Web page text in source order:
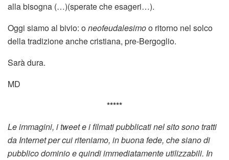
alla bisogna (…)(sperate che esageri…).
Oggi siamo al bivio: oneofeudalesimoo ritorno nel solco
della tradizione anche cristiana, pre-Bergoglio.
Sarà dura.
MD
*****
Le immagini, i tweet e i filmati pubblicati nel sito sono tratti
da Internet per cui riteniamo, in buona fede, che siano di
pubblico dominio e quindi immediatamente utilizzabili. In